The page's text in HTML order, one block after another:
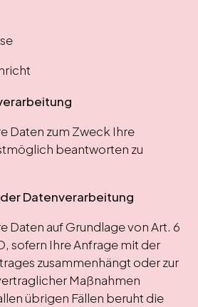
Daten zum Zweck Ihre
beantworten zu
Datenverarbeitung
Daten auf Grundlage von Art. 6
sofern Ihre Anfrage mit der
zusammenhängt oder zur
Maßnahmen
übrigen Fällen beruht die